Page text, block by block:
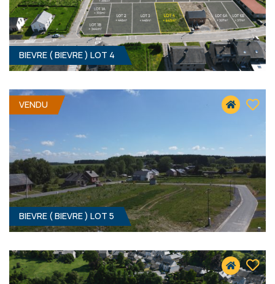
39 900 € HF*
BIEVRE ( BIEVRE ) LOT 4
BIEVRE ( BIEVRE ) LOT 5
VENDU